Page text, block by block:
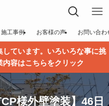
施工事例 お客様の声 お問い合わ
ています。いろいろな事に挑
容はこちらをクリック
様外壁塗装】46日